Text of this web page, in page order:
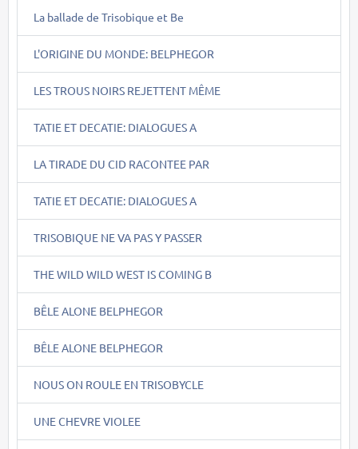
La ballade de Trisobique et Be
L'ORIGINE DU MONDE: BELPHEGOR
LES TROUS NOIRS REJETTENT MÊME
TATIE ET DECATIE: DIALOGUES A
LA TIRADE DU CID RACONTEE PAR
TATIE ET DECATIE: DIALOGUES A
TRISOBIQUE NE VA PAS Y PASSER
THE WILD WILD WEST IS COMING B
BÊLE ALONE BELPHEGOR
BÊLE ALONE BELPHEGOR
NOUS ON ROULE EN TRISOBYCLE
UNE CHEVRE VIOLEE